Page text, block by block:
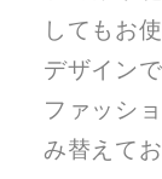
してもお
デザインで
ファッシ
み替えて